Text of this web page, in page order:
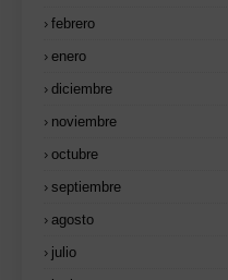
febrero
enero
diciembre
noviembre
octubre
septiembre
agosto
julio